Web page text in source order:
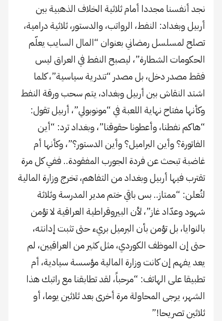
نجد أنفسنا مجددا أمام ثلاثية الخلاف الذهبية بين
أربيل وبغداد: النفط، الرواتب، والدستور، ثلاثية درامية،
تصلح لمسلسل رمضاني بعنوان “المال السايب يعلّم
الحكومات الشطارة”، ليصبح النفط في العراق ليس
فقط مصدر دخل، بل مصدر “تندرية سياسية”، كلما
اشتد النقاش بين أربيل وبغداد، يتم سحب ورقة النفط
وكأنها مفتاح نهاية اللعبة في “مونوبولي”، أربيل تقول:
“هاكم نفطنا، وأعطونا حقوقنا”، وبغداد ترد: “أين
الفاتورة؟ وأين البراميل؟ وأين الدستور؟”، وكأنها أم
غاضبة تبحث عن فردة الجورب المفقودة.. ففي كل مرة
تقترب فيها أربيل وبغداد من التفاهم، تخرج وزارة المالية
لتُعلن: “ممتاز.. بس باقي ختم مدير المدرسة وثلاثة
شهود وعدّاد غاز”، لأن البيروقراطية العراقية لا تؤمن
بالنوايا، بل تؤمن بأن البرميل بريء حتى تثبت إدانته،
حتى إن الموظف الكوردي، مثل كثير من العراقيين، لم
يعد يفهم إن كانت وزارة المالية مؤسسة سيادية، أم
تطبيقا على الهاتف: “مرحباً، لقد تطابقنا مع راتبك هذا
الشهر، يرجى المحاولة مرة أخرى بعد ثلاثين يوما، أو
ثلاثين تصريحا!”